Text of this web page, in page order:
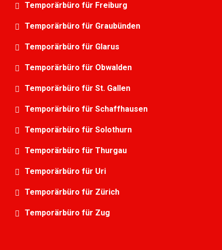
Temporärbüro für Freiburg
Temporärbüro für Graubünden
Temporärbüro für Glarus
Temporärbüro für Obwalden
Temporärbüro für St. Gallen
Temporärbüro für Schaffhausen
Temporärbüro für Solothurn
Temporärbüro für Thurgau
Temporärbüro für Uri
Temporärbüro für Zürich
Temporärbüro für Zug